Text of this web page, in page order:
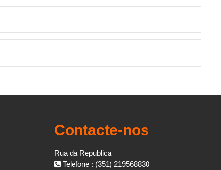
Contacte-nos
Rua da Republica
Telefone : (351) 219568830